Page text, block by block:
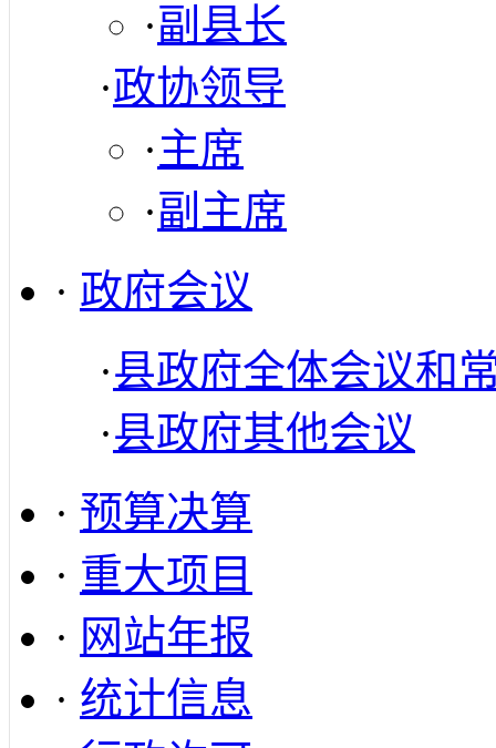
·副县长
·政协领导
·主席
·副主席
· 政府会议
·县政府全体会议和
·县政府其他会议
· 预算决算
· 重大项目
· 网站年报
· 统计信息